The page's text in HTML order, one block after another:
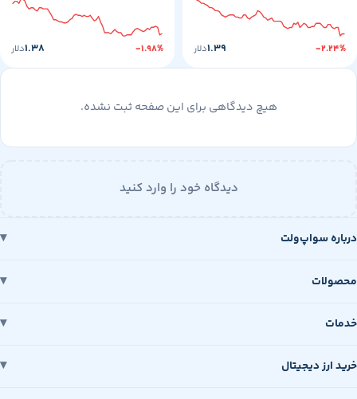
دلار دلار
هیچ دیدگاهی برای این صفحه ثبت نشده.
دیدگاه خود را وارد کنید
سواپ‌ولت
دیجیتال